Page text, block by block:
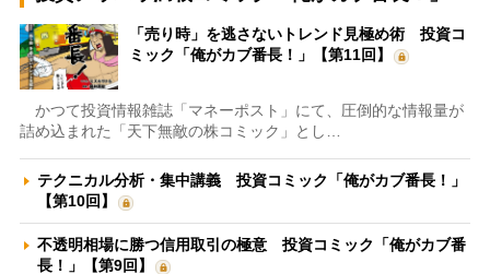
「売り時」を逃さないトレンド見極め術 投資コ
ミック「俺がカブ番長！」【第11回】
かつて投資情報雑誌「マネーポスト」にて、圧倒的な情報量が
詰め込まれた「天下無敵の株コミック」とし…
テクニカル分析・集中講義 投資コミック「俺がカブ番長！」
【第10回】
不透明相場に勝つ信用取引の極意 投資コミック「俺がカブ番
長！」【第9回】